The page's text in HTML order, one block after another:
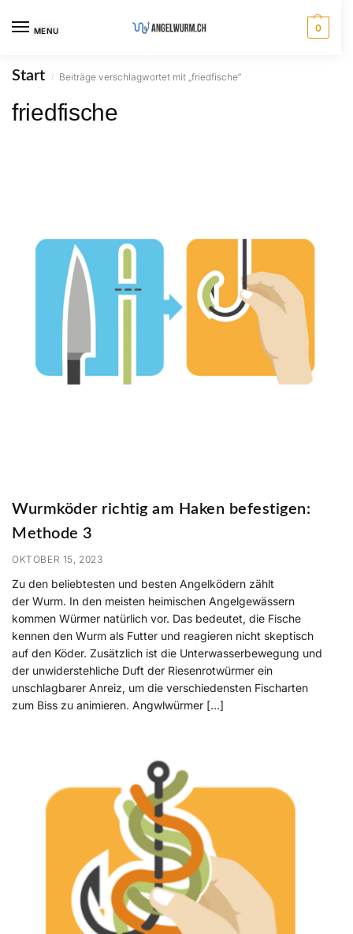
MENU 0
Start / Beiträge verschlagwortet mit „friedfische“
friedfische
Wurmköder richtig am Haken befestigen:
Methode 3
OKTOBER 15, 2023
Zu den beliebtesten und besten Angelködern zählt
der Wurm. In den meisten heimischen Angelgewässern
kommen Würmer natürlich vor. Das bedeutet, die Fische
kennen den Wurm als Futter und reagieren nicht skeptisch
auf den Köder. Zusätzlich ist die Unterwasserbewegung und
der unwiderstehliche Duft der Riesenrotwürmer ein
unschlagbarer Anreiz, um die verschiedensten Fischarten
zum Biss zu animieren. Angwlwürmer […]